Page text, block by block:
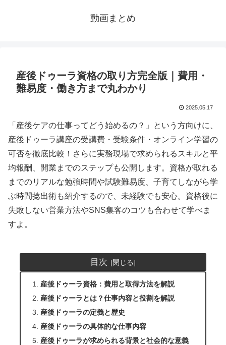
動画まとめ
産後ドゥーラ資格の取り方完全版｜費用・
難易度・働き方まで丸わかり
2025.05.17
「産後ケアの仕事ってどう始めるの？」という方向けに、
産後ドゥーラ講座の受講費・受験条件・オンライン学習の
可否を徹底比較！さらに実務現場で求められるスキルと平
均報酬、開業までのステップも公開します。資格が取れる
までのリアルな勉強時間や試験難易度、子育てしながら学
ぶ時間捻出術も紹介するので、未経験でも安心。資格後に
失敗しない営業方法やSNS集客のコツも合わせて学べま
すよ。
目次
産後ドゥーラ資格：費用と取得方法を解説
産後ドゥーラとは？仕事内容と役割を解説
産後ドゥーラの定義と歴史
産後ドゥーラの具体的な仕事内容
産後ドゥーラが求められる背景と社会的な意義